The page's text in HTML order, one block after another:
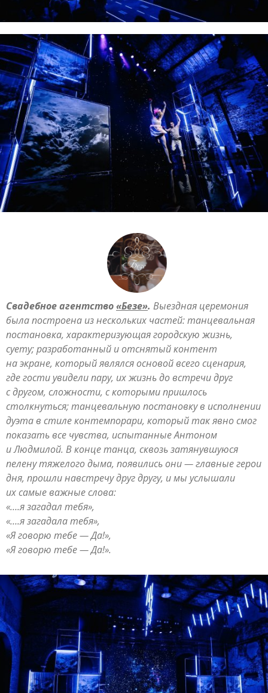
Свадебное агентство«Безе». Выездная церемония
была построена из нескольких частей: танцевальная
постановка, характеризующая городскую жизнь,
суету; разработанный и отснятый контент
на экране, который являлся основой всего сценария,
где гости увидели пару, их жизнь до встречи друг
с другом, сложности, с которыми пришлось
столкнуться; танцевальную постановку в исполнении
дуэта в стиле контемпорари, который так явно смог
показать все чувства, испытанные Антоном
и Людмилой. В конце танца, сквозь затянувшуюся
пелену тяжелого дыма, появились они — главные герои
дня, прошли навстречу друг другу, и мы услышали
их самые важные слова:
«….я загадал тебя»,
«….я загадала тебя»,
«Я говорю тебе — Да!»,
«Я говорю тебе — Да!».